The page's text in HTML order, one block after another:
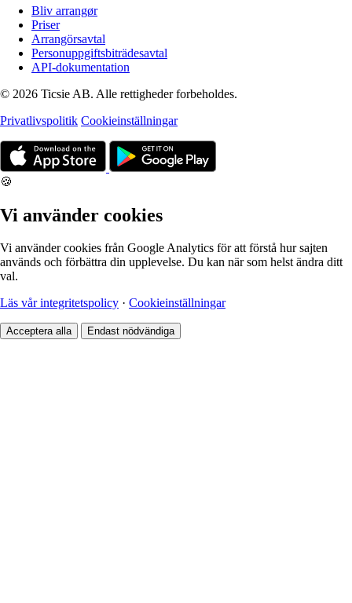
Bliv arrangør
Priser
Arrangörsavtal
Personuppgiftsbiträdesavtal
API-dokumentation
© 2026 Ticsie AB. Alle rettigheder forbeholdes.
Privatlivspolitik Cookieinställningar
🍪
Vi använder cookies
Vi använder cookies från Google Analytics för att förstå hur sajten
används och förbättra din upplevelse. Du kan när som helst ändra ditt
val.
Läs vår integritetspolicy · Cookieinställningar
Acceptera alla Endast nödvändiga